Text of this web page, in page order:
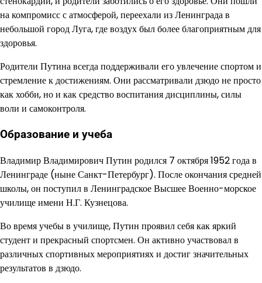
на компромисс с атмосферой, переехали из Ленинграда в
небольшой город Луга, где воздух был более благоприятным для
здоровья.
Родители Путина всегда поддерживали его увлечение спортом и
стремление к достижениям. Они рассматривали дзюдо не просто
как хобби, но и как средство воспитания дисциплины, силы
воли и самоконтроля.
Образование и учеба
Владимир Владимирович Путин родился 7 октября 1952 года в
Ленинграде (ныне Санкт-Петербург). После окончания средней
школы, он поступил в Ленинградское Высшее Военно-морское
училище имени Н.Г. Кузнецова.
Во время учебы в училище, Путин проявил себя как яркий
студент и прекрасный спортсмен. Он активно участвовал в
различных спортивных мероприятиях и достиг значительных
результатов в дзюдо.